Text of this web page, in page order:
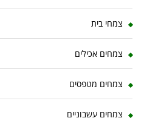
צמחי בית
צמחים אכילים
צמחים מטפסים
צמחים עשבוניים